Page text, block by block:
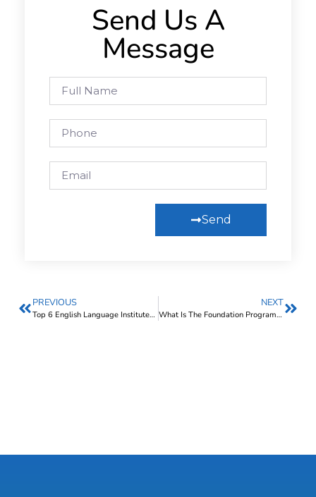
Send Us A
Message
Send
PREVIOUS
Top 6 English Language Institutes In Malaysia (2025)
NEXT
What Is The Foundation Programme In Malaysian Universities?